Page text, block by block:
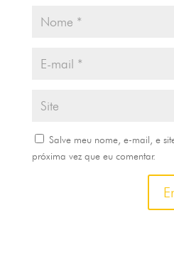
Salve meu nome, e-mail, e
próxima vez que eu comentar.